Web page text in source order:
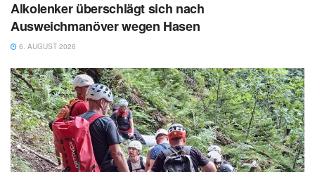
Alkolenker überschlägt sich nach
Ausweichmanöver wegen Hasen
6. AUGUST 2026